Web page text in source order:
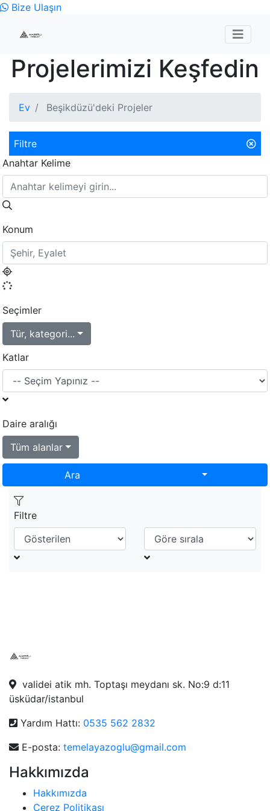
Bize Ulaşın
Projelerimizi Keşfedin
Ev Beşikdüzü'deki Projeler
Filtre
Anahtar Kelime
Konum
Seçimler
Tür, kategori...
Katlar
Daire aralığı
Tüm alanlar
Ara Toggle
Filtre
validei atik mh. Toptaşı meydanı sk. No:9 d:11
üsküdar/istanbul
Yardım Hattı: 0535 562 2832
E-posta: temelayazoglu@gmail.com
Hakkımızda
Hakkımızda
Çerez Politikası